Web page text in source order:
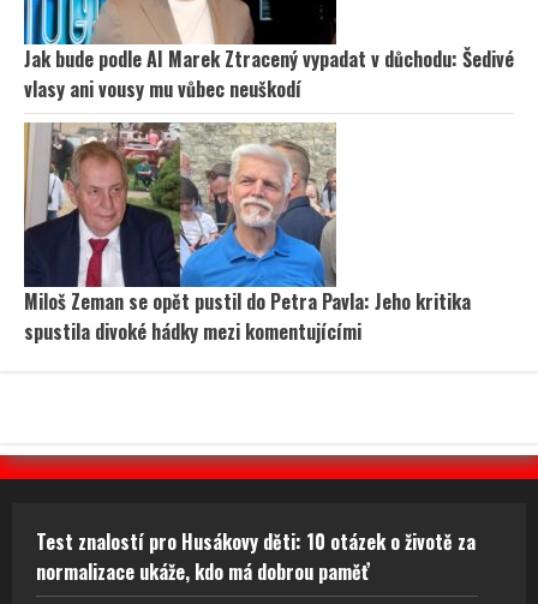
Jak bude podle AI Marek Ztracený vypadat v důchodu: Šedivé
vlasy ani vousy mu vůbec neuškodí
Miloš Zeman se opět pustil do Petra Pavla: Jeho kritika
spustila divoké hádky mezi komentujícími
Test znalostí pro Husákovy děti: 10 otázek o životě za
normalizace ukáže, kdo má dobrou paměť